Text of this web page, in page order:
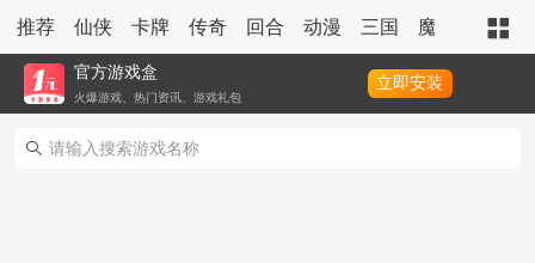
推荐 仙侠 卡牌 传奇 回合 动漫 三国 魔幻 策略
官方游戏盒
火爆游戏、热门资讯、游戏礼包
立即安装